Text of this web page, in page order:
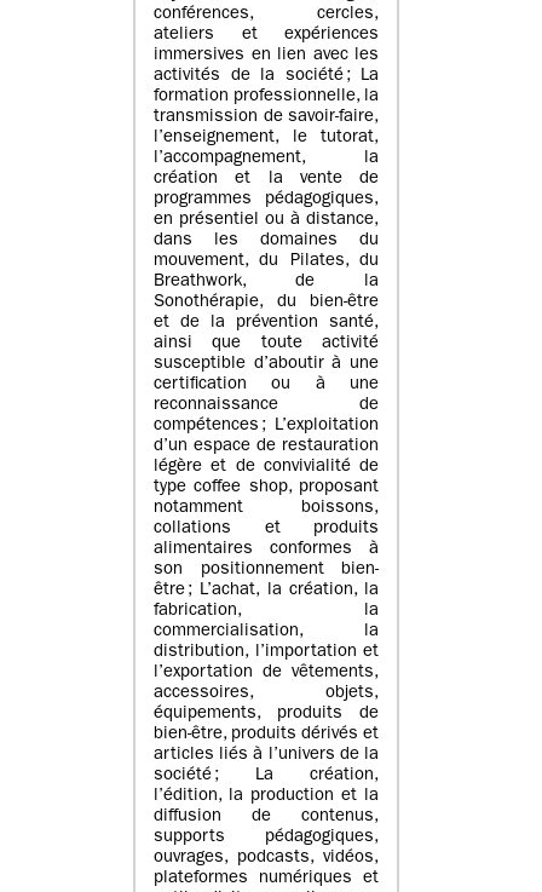
conférences, cercles,
ateliers et expériences
immersives en lien avec les
activités de la société ; La
formation professionnelle, la
transmission de savoir-faire,
l’enseignement, le tutorat,
l’accompagnement, la
création et la vente de
programmes pédagogiques,
en présentiel ou à distance,
dans les domaines du
mouvement, du Pilates, du
Breathwork, de la
Sonothérapie, du bien-être
et de la prévention santé,
ainsi que toute activité
susceptible d’aboutir à une
certification ou à une
reconnaissance de
compétences ; L’exploitation
d’un espace de restauration
légère et de convivialité de
type coffee shop, proposant
notamment boissons,
collations et produits
alimentaires conformes à
son positionnement bien-
être ; L’achat, la création, la
fabrication, la
commercialisation, la
distribution, l’importation et
l’exportation de vêtements,
accessoires, objets,
équipements, produits de
bien-être, produits dérivés et
articles liés à l’univers de la
société ; La création,
l’édition, la production et la
diffusion de contenus,
supports pédagogiques,
ouvrages, podcasts, vidéos,
plateformes numériques et